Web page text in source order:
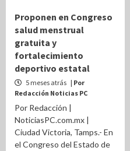
Proponen en Congreso
salud menstrual
gratuita y
fortalecimiento
deportivo estatal
5 meses atrás | Por
Redacción Noticias PC
Por Redacción |
NoticiasPC.com.mx |
Ciudad Victoria, Tamps.- En
el Congreso del Estado de